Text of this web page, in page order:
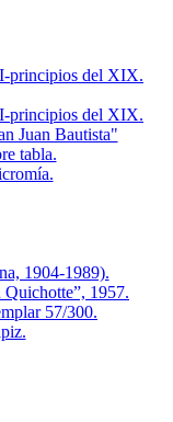
principios del XIX.
principios del XIX.
Juan Bautista"
tabla.
1904-1989).
1957.
57/300.